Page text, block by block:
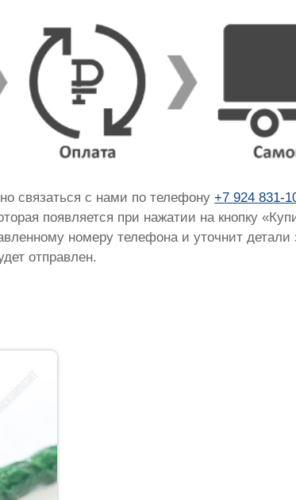
связаться с нами по телефону+7 924 831-
появляется при нажатии на кнопку
номеру телефона и уточнит детали
отправлен.